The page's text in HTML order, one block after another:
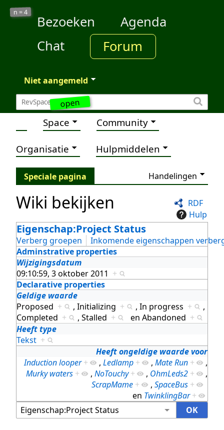
open
n =4
Bezoeken
Agenda
Chat
Forum
Niet aangemeld
Space Community
Organisatie Hulpmiddelen
Speciale pagina Handelingen
RDF
Hulp
Wiki bekijken
Eigenschap:Project Status
Verberg groepen
Inkomende eigenschappen
Adminstrative properties
Wijzigingsdatum
09:10:59, 3 oktober 2011 +
Declarative properties
Geldige waarde
Proposed + , Initializing + , In progress +
,
Completed + , Stalled + en Abandoned +
Heeft type
Tekst +
Heeft ongeldige waarde voor
Induction looper + , Ledlamp + , Mate Run +
,
Murky waters + , NoTouchy + , OhmLeds2 +
,
ScrapMame + , SpaceBus +
en TwinklingBar +